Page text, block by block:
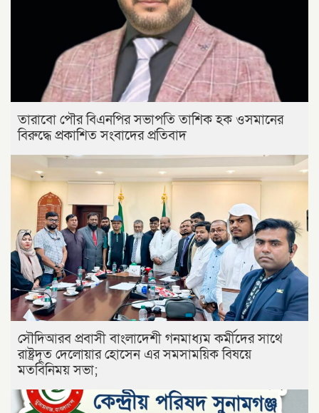
তারাবো পৌর বিএনপির সভাপতি তাশিক হক ওসমানের
বিরুদ্ধে প্রকাশিত সংবাদের প্রতিবাদ
সৌদিআরব প্রবাসী বাংলাদেশী গনমাধ্যম কর্মীদের সাথে
রাষ্ট্রদূত দেলোয়ার হোসেন এর সমসাময়িক বিষয়ে
মতবিনিময় সভা;